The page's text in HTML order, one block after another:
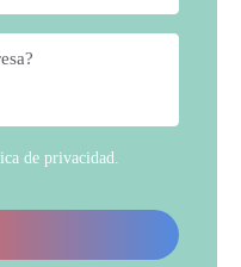
de privacidad